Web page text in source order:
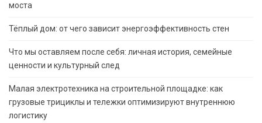
моста
Тёплый дом: от чего зависит энергоэффективность стен
Что мы оставляем после себя: личная история, семейные
ценности и культурный след
Малая электротехника на строительной площадке: как
грузовые трициклы и тележки оптимизируют внутреннюю
логистику